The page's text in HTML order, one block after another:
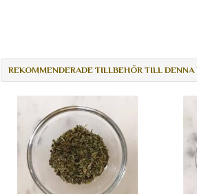
REKOMMENDERADE TILLBEHÖR TILL DENNA